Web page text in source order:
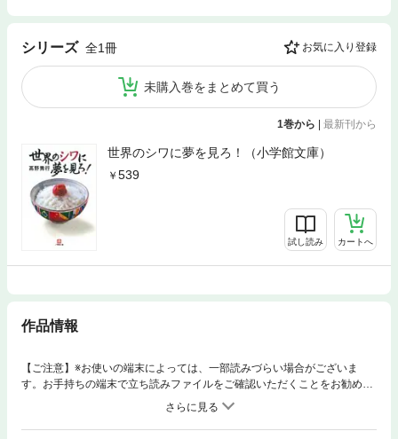
シリーズ 全1冊 お気に入り登録
未購入巻をまとめて買う
1巻から | 最新刊から
世界のシワに夢を見ろ！（小学館文庫）
539
試し読み カートへ
作品情報
【ご注意】※お使いの端末によっては、一部読みづらい場合がございま
す。お手持ちの端末で立ち読みファイルをご確認いただくことをお勧めし
ます。「世界のシワ」とは……世界の「辺境」のこと。先進国がアイロン
のきいた清潔な所とすれば、その逆に「シワだらけ」の地域。早稲田大学
探検部出身の著者は、そんなシワ地帯を偏愛し、若さにまかせ頭から突っ